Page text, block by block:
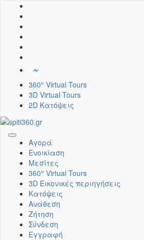
360° Virtual Tours
3D Virtual Tours
2D Κατόψεις
Toggle
navigation
Αγορά
Ενοικίαση
Μεσίτες
360° Virtual Tours
3D Εικονικές περιηγήσεις
Κατόψεις
Ανάθεση
Ζήτηση
Σύνδεση
Εγγραφή